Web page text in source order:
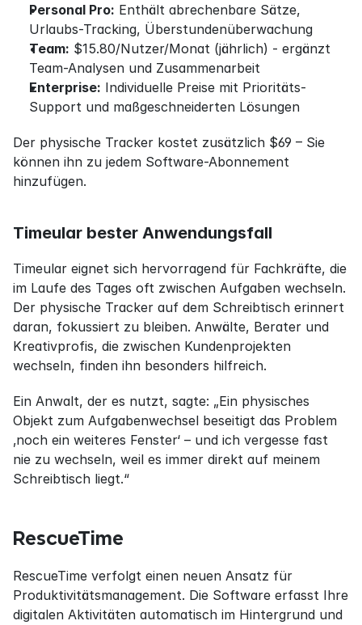
Personal Pro: Enthält abrechenbare Sätze,
Urlaubs-Tracking, Überstundenüberwachung
Team: $15.80/Nutzer/Monat (jährlich) - ergänzt
Team-Analysen und Zusammenarbeit
Enterprise: Individuelle Preise mit Prioritäts-
Support und maßgeschneiderten Lösungen
Der physische Tracker kostet zusätzlich $69 – Sie
können ihn zu jedem Software-Abonnement
hinzufügen.
Timeular bester Anwendungsfall
Timeular eignet sich hervorragend für Fachkräfte, die
im Laufe des Tages oft zwischen Aufgaben wechseln.
Der physische Tracker auf dem Schreibtisch erinnert
daran, fokussiert zu bleiben. Anwälte, Berater und
Kreativprofis, die zwischen Kundenprojekten
wechseln, finden ihn besonders hilfreich.
Ein Anwalt, der es nutzt, sagte: „Ein physisches
Objekt zum Aufgabenwechsel beseitigt das Problem
‚noch ein weiteres Fenster‘ – und ich vergesse fast
nie zu wechseln, weil es immer direkt auf meinem
Schreibtisch liegt.“
RescueTime
RescueTime verfolgt einen neuen Ansatz für
Produktivitätsmanagement. Die Software erfasst Ihre
digitalen Aktivitäten automatisch im Hintergrund und